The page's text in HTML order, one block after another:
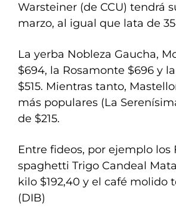
Warsteiner (de CCU) tendrá
marzo, al igual que lata de
La yerba Nobleza Gaucha,
$694, la Rosamonte $696 y
$515. Mientras tanto,
más populares (La
de $215.
Entre fideos, por ejemplo los
spaghetti Trigo Candeal
kilo $192,40 y el café molido
(DIB)